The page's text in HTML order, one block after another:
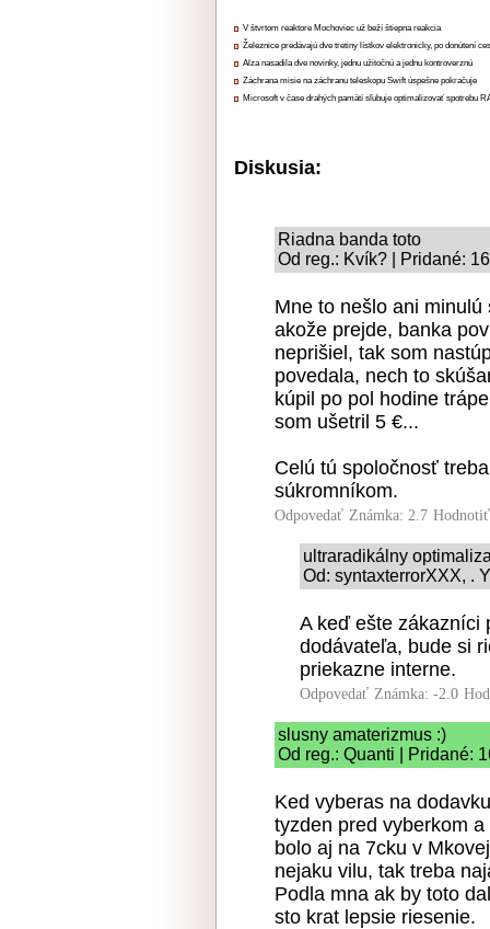
V štvrtom reaktore Mochoviec už beží štiepna reakcia
Železnice predávajú dve tretiny lístkov elektronicky, po donútení
Alza nasadila dve novinky, jednu užitočnú a jednu kontroverznú
Záchrana misie na záchranu teleskopu Swift úspešne pokračuje
Microsoft v čase drahých pamätí sľubuje optimalizovať spotrebu
Diskusia:
Riadna banda toto
Od reg.: Kvík? | Pridané:
Mne to nešlo ani
akože prejde, banka
neprišiel, tak som
povedala, nech to
kúpil po pol hodine
som ušetril 5 €...
Celú tú spoločnosť
súkromníkom.
Odpovedať Známka: 2.7
ultraradikálny
Od: syntaxterrorXXX, .
A keď ešte zákazníci
dodávateľa, bude si
priekazne interne.
Odpovedať Známka: -2.0
slusny amaterizmus :)
Od reg.: Quanti | Pridané:
Ked vyberas na
tyzden pred vyberkom
bolo aj na 7cku v
nejaku vilu, tak treba
Podla mna ak by toto
sto krat lepsie riesenie.